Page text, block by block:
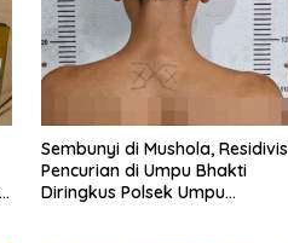
Sembunyi di Mushola, Residivis
Pencurian di Umpu Bhakti
Diringkus Polsek Umpu